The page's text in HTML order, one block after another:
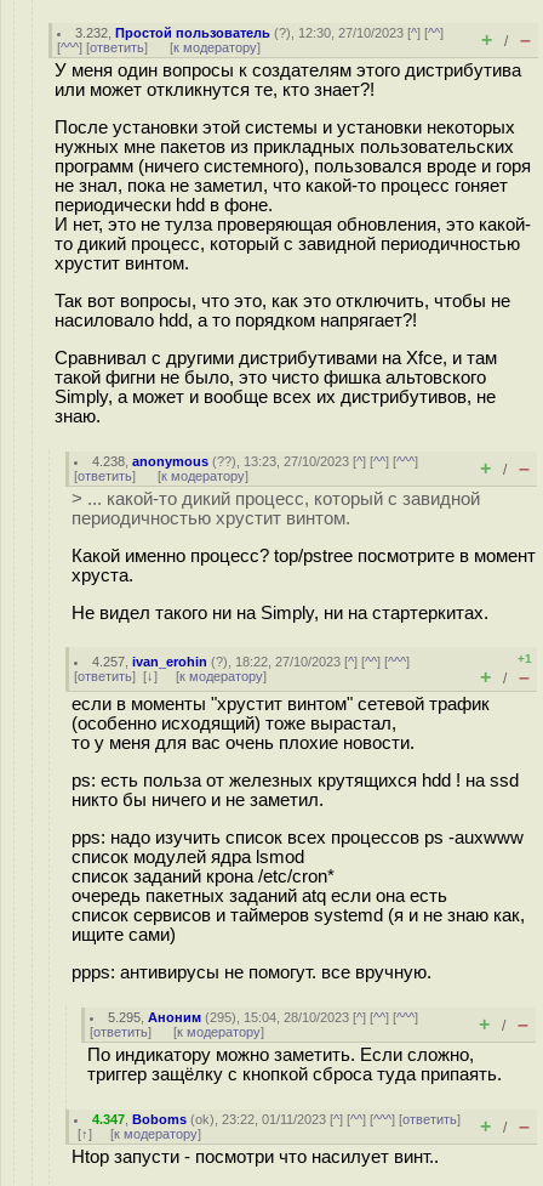
3.232 ,Простой пользователь (?), 12:30, 27/10/2023 [^] [^^]
[^^^] [ответить] [к модератору] + / –
У меня один вопросы к создателям этого дистрибутива
или может откликнутся те, кто знает?!
После установки этой системы и установки некоторых
нужных мне пакетов из прикладных пользовательских
программ (ничего системного), пользовался вроде и горя
не знал, пока не заметил, что какой-то процесс гоняет
периодически hdd в фоне.
И нет, это не тулза проверяющая обновления, это какой-
то дикий процесс, который с завидной периодичностью
хрустит винтом.
Так вот вопросы, что это, как это отключить, чтобы не
насиловало hdd, а то порядком напрягает?!
Сравнивал с другими дистрибутивами на Xfce, и там
такой фигни не было, это чисто фишка альтовского
Simply, а может и вообще всех их дистрибутивов, не
знаю.
4.238 ,anonymous (??), 13:23, 27/10/2023 [^] [^^] [^^^]
[ответить] [к модератору] + / –
> ... какой-то дикий процесс, который с завидной
периодичностью хрустит винтом.
Какой именно процесс? top/pstree посмотрите в момент
хруста.
Не видел такого ни на Simply, ни на стартеркитах.
4.257 ,ivan_erohin (?), 18:22, 27/10/2023 [^] [^^] [^^^]
[ответить] [↓] [к модератору]
+1
+ / –
если в моменты "хрустит винтом" сетевой трафик
(особенно исходящий) тоже вырастал,
то у меня для вас очень плохие новости.
ps: есть польза от железных крутящихся hdd ! на ssd
никто бы ничего и не заметил.
pps: надо изучить список всех процессов ps -auxwww
список модулей ядра lsmod
список заданий крона /etc/cron*
очередь пакетных заданий atq если она есть
спиcок сервисов и таймеров systemd (я и не знаю как,
ищите сами)
ppps: антивирусы не помогут. все вручную.
5.295 ,Аноним (295), 15:04, 28/10/2023 [^] [^^] [^^^]
[ответить] [к модератору] + / –
По индикатору можно заметить. Если сложно,
триггер защёлку с кнопкой сброса туда припаять.
4.347 ,Boboms (ok), 23:22, 01/11/2023 [^] [^^] [^^^] [ответить]
[↑] [к модератору] + / –
Htop запусти - посмотри что насилует винт..